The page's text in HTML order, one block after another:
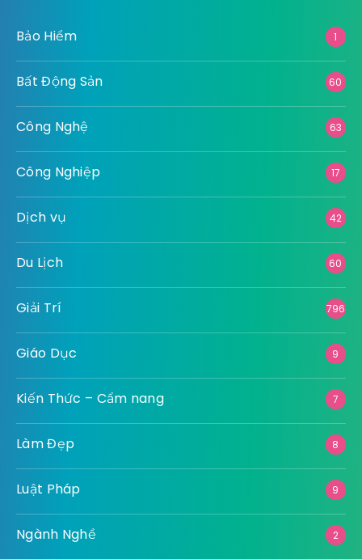
Bảo Hiểm 1
Bất Động Sản 60
Công Nghệ 63
Công Nghiệp 17
Dịch vụ 42
Du Lịch 60
Giải Trí 796
Giáo Dục 9
Kiến Thức – Cẩm nang 7
Làm Đẹp 8
Luật Pháp 9
Ngành Nghề 2